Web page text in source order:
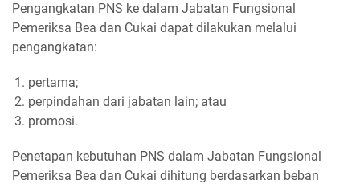
Pengangkatan PNS ke dalam Jabatan Fungsional
Pemeriksa Bea dan Cukai dapat dilakukan melalui
pengangkatan:
pertama;
perpindahan dari jabatan lain; atau
promosi.
Penetapan kebutuhan PNS dalam Jabatan Fungsional
Pemeriksa Bea dan Cukai dihitung berdasarkan beban